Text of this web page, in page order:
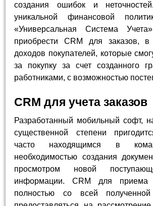
создания ошибок и
уникальной финансовой
«Универсальная Система
приобрести CRM для заказов, в
доходов покупателей, которые
за покупку за счет созданного
работниками, с возможностью
CRM для учета заказов
Разработанный мобильный софт,
существенной степени
часто находящимся в
необходимостью создания
просмотром новой
информации. CRM для приема
полностью со всей